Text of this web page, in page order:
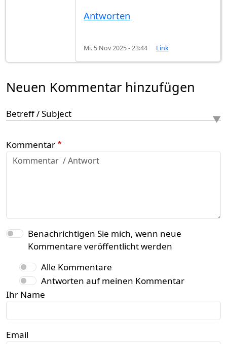
Antworten
Mi. 5 Nov 2025 - 23:44 Link
Neuen Kommentar hinzufügen
Betreff / Subject
Kommentar
Benachrichtigen Sie mich, wenn neue
Kommentare veröffentlicht werden
Alle Kommentare
Antworten auf meinen Kommentar
Ihr Name
Email